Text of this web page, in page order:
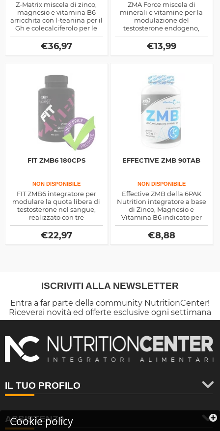
Z-Matrix miscela di zinco,
magnesio e vitamina B6
arricchita con l-teanina per il
Gh e colecalciferolo per le
segnalazioni anaboliche ed
endocrine, ideale per
accrescere la massa
€36,97
ZMA Force miscela di
minerali e vitamine per la
modulazione del
testosterone endogeno,
ottimo come aiuto anabolico
ma anche lipolitico
€13,99
FIT ZMB6 180CPS
NON DISPONIBILE
FIT ZMB6 integratore per
modulare la quota libera di
testosterone nel sangue,
realizzato con tre
micronutrienti essenziali,
evita che l'ormone si leghi a
delle proteine che lo
€22,97
EFFECTIVE ZMB 90TAB
NON DISPONIBILE
Effective ZMB della 6PAK
Nutrition integratore a base
di Zinco, Magnesio e
Vitamina B6 indicato per
stimolare naturalmente la
produzione endogena di
Testosterone.
€8,88
ISCRIVITI ALLA NEWSLETTER
Entra a far parte della community NutritionCenter!
Riceverai novità ed offerte esclusive ogni settimana
IL TUO PROFILO
ASSISTENZA
Cookie policy